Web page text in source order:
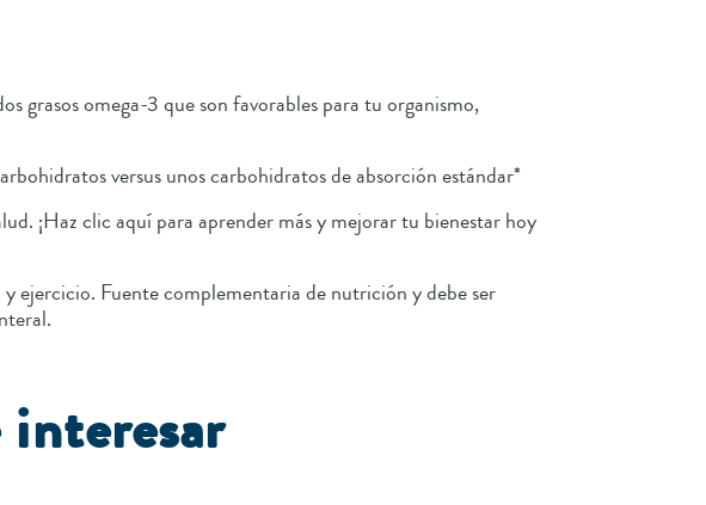
grasos omega-3 que son favorables para tu organismo,
versus unos carbohidratos de absorción estándar*
¡Haz clic aquí para aprender más y mejorar tu bienestar hoy
ejercicio. Fuente complementaria de nutrición y debe ser
interesar